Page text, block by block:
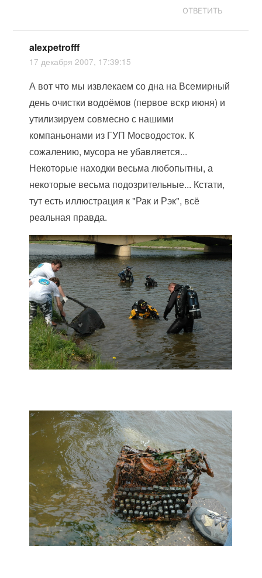
ОТВЕТИТЬ
alexpetrofff
17 декабря 2007, 17:39:15
А вот что мы извлекаем со дна на Всемирный
день очистки водоёмов (первое вскр июня) и
утилизируем совмесно с нашими
компаньонами из ГУП Мосводосток. К
сожалению, мусора не убавляется...
Некоторые находки весьма любопытны, а
некоторые весьма подозрительные... Кстати,
тут есть иллюстрация к "Рак и Рэк", всё
реальная правда.